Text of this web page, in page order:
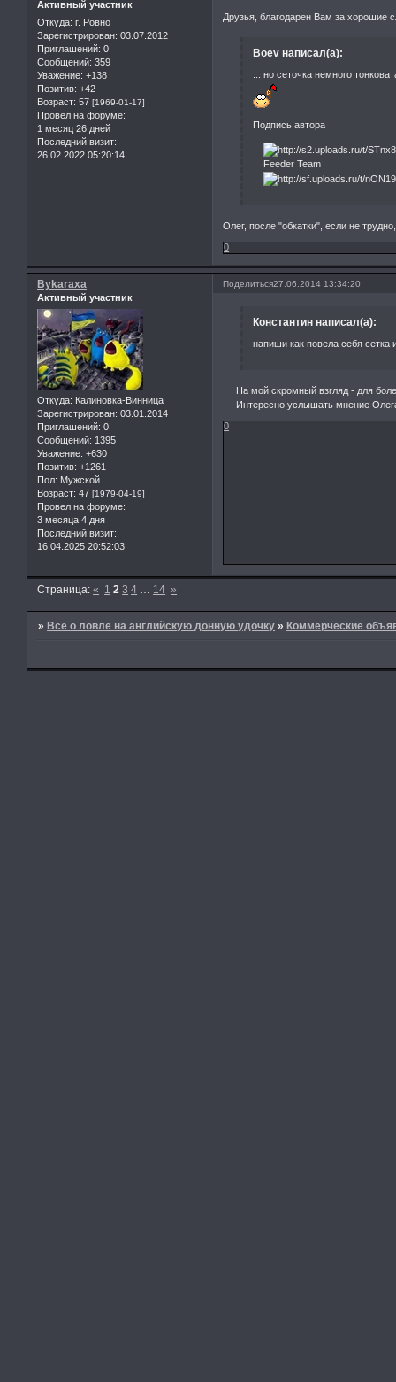
Активный участник
Откуда: г. Ровно
Зарегистрирован: 03.07.2012
Приглашений: 0
Сообщений: 359
Уважение: +138
Позитив: +42
Возраст: 57 [1969-01-17]
Провел на форуме:
1 месяц 26 дней
Последний визит:
26.02.2022 05:20:14
Друзья, благодарен Вам за хорошие
Boev написал(а):
... но сеточка немного
Подпись автора
Feeder Team
Олег, после "обкатки", если не
0
Поделиться27.06.2014 13:34:20
Bykaraxa
Активный участник
Откуда: Калиновка-Винница
Зарегистрирован: 03.01.2014
Приглашений: 0
Сообщений: 1395
Уважение: +630
Позитив: +1261
Пол: Мужской
Возраст: 47 [1979-04-19]
Провел на форуме:
3 месяца 4 дня
Последний визит:
16.04.2025 20:52:03
Константин написал(а):
напиши как повела себя сетка
На мой скромный взгляд - для
Интересно услышать мнение
0
Страница:« 1 2 3 4 14 »
» Все о ловле на английскую донную удочку » Коммерческие